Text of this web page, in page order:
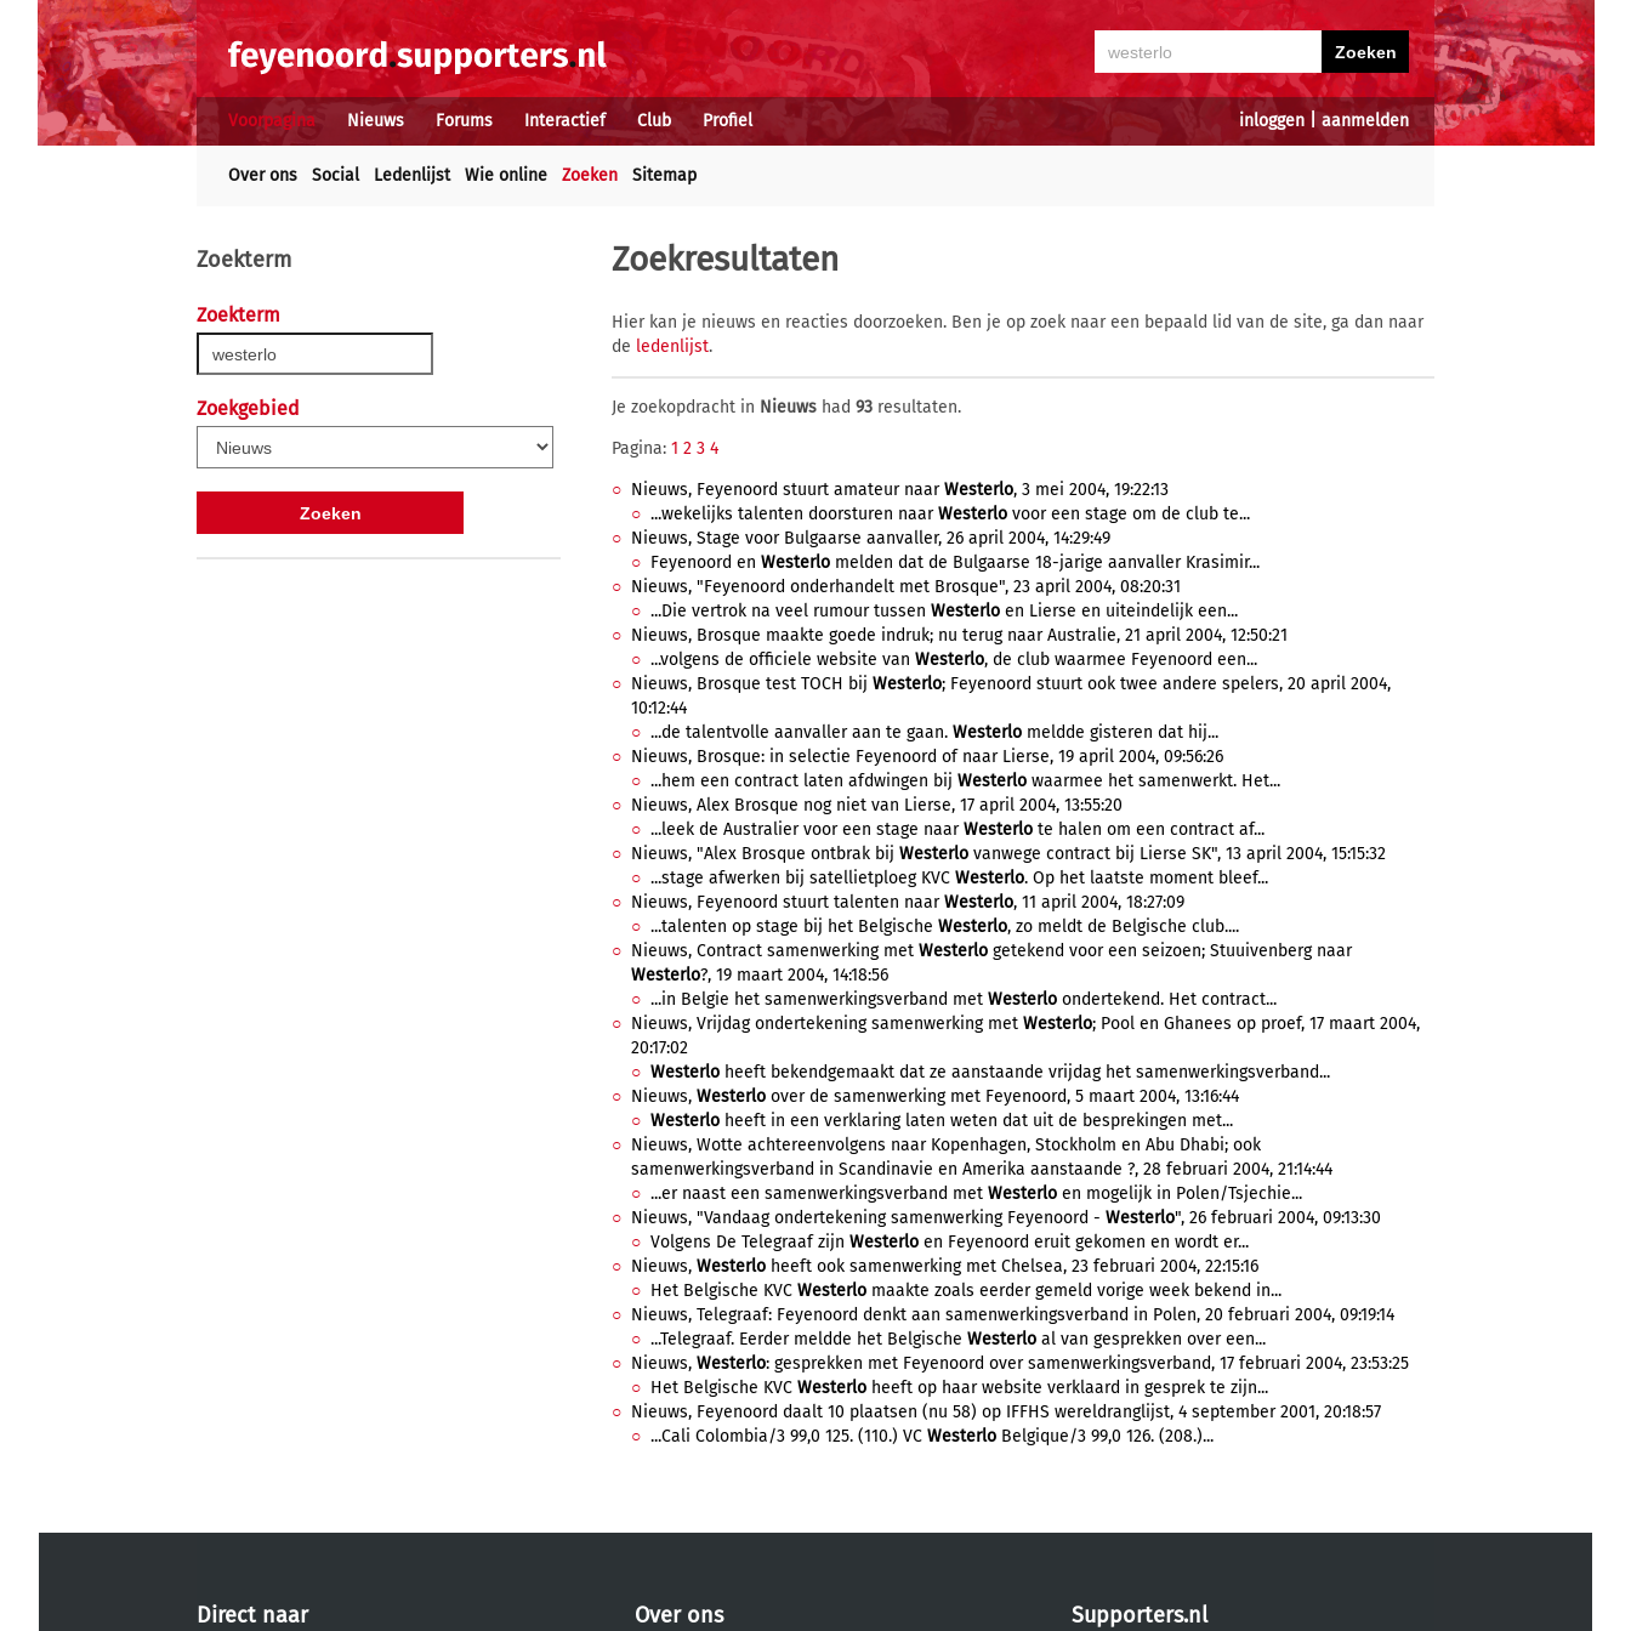
inloggen aanmelden
Voorpagina Nieuws Forums Interactief Club Profiel
Over ons Social Ledenlijst Wie online Zoeken Sitemap
Zoekterm
Zoekterm
Zoekgebied
Zoekresultaten
Hier kan je nieuws en reacties doorzoeken. Ben je op zoek naar een bepaald lid van de site, ga dan naar
de ledenlijst.
Je zoekopdracht in Nieuws had 93 resultaten.
Pagina: 1 2 3 4
Nieuws, Feyenoord stuurt amateur naarWesterlo, 3 mei 2004, 19:22:13
...wekelijks talenten doorsturen naarWesterlo voor een stage om de club te...
Nieuws, Stage voor Bulgaarse aanvaller, 26 april 2004, 14:29:49
Feyenoord en Westerlo melden dat de Bulgaarse 18-jarige aanvaller Krasimir...
Nieuws, "Feyenoord onderhandelt met Brosque", 23 april 2004, 08:20:31
...Die vertrok na veel rumour tussen Westerlo en Lierse en uiteindelijk een...
Nieuws, Brosque maakte goede indruk; nu terug naar Australie, 21 april 2004, 12:50:21
...volgens de officiele website van Westerlo, de club waarmee Feyenoord een...
Nieuws, Brosque test TOCH bij Westerlo; Feyenoord stuurt ook twee andere spelers, 20 april 2004,
10:12:44
...de talentvolle aanvaller aan te gaan. Westerlo meldde gisteren dat hij...
Nieuws, Brosque: in selectie Feyenoord of naar Lierse, 19 april 2004, 09:56:26
...hem een contract laten afdwingen bij Westerlo waarmee het samenwerkt. Het...
Nieuws, Alex Brosque nog niet van Lierse, 17 april 2004, 13:55:20
...leek de Australier voor een stage naarWesterlo te halen om een contract af...
Nieuws, "Alex Brosque ontbrak bij Westerlo vanwege contract bij Lierse SK", 13 april 2004, 15:15:32
...stage afwerken bij satellietploeg KVC Westerlo. Op het laatste moment bleef...
Nieuws, Feyenoord stuurt talenten naarWesterlo, 11 april 2004, 18:27:09
...talenten op stage bij het Belgische Westerlo, zo meldt de Belgische club....
Nieuws, Contract samenwerking met Westerlo getekend voor een seizoen; Stuuivenberg naar
Westerlo?, 19 maart 2004, 14:18:56
...in Belgie het samenwerkingsverband met Westerlo ondertekend. Het contract...
Nieuws, Vrijdag ondertekening samenwerking met Westerlo; Pool en Ghanees op proef, 17 maart 2004,
20:17:02
Westerlo heeft bekendgemaakt dat ze aanstaande vrijdag het samenwerkingsverband...
Nieuws, Westerlo over de samenwerking met Feyenoord, 5 maart 2004, 13:16:44
Westerlo heeft in een verklaring laten weten dat uit de besprekingen met...
Nieuws, Wotte achtereenvolgens naar Kopenhagen, Stockholm en Abu Dhabi; ook
samenwerkingsverband in Scandinavie en Amerika aanstaande ?, 28 februari 2004, 21:14:44
...er naast een samenwerkingsverband met Westerlo en mogelijk in Polen/Tsjechie...
Nieuws, "Vandaag ondertekening samenwerking Feyenoord - Westerlo", 26 februari 2004, 09:13:30
Volgens De Telegraaf zijn Westerlo en Feyenoord eruit gekomen en wordt er...
Nieuws, Westerlo heeft ook samenwerking met Chelsea, 23 februari 2004, 22:15:16
Het Belgische KVC Westerlo maakte zoals eerder gemeld vorige week bekend in...
Nieuws, Telegraaf: Feyenoord denkt aan samenwerkingsverband in Polen, 20 februari 2004, 09:19:14
...Telegraaf. Eerder meldde het Belgische Westerlo al van gesprekken over een...
Nieuws, Westerlo: gesprekken met Feyenoord over samenwerkingsverband, 17 februari 2004, 23:53:25
Het Belgische KVC Westerlo heeft op haar website verklaard in gesprek te zijn...
Nieuws, Feyenoord daalt 10 plaatsen (nu 58) op IFFHS wereldranglijst, 4 september 2001, 20:18:57
...Cali Colombia/3 99,0 125. (110.) VC Westerlo Belgique/3 99,0 126. (208.)...
Direct naar Over ons Supporters.nl